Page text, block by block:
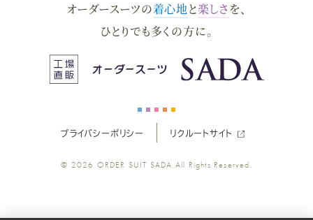
ー
ス
ツ
ー
ス
ー
ー
ス
ー
ツ
ー
ス
ツ
ス
ツ
オーダースーツの着心地と楽しさ を、
ひとりでも多くの方に。
プライバシーポリシー リクルートサイト
© 2026 ORDER SUIT SADA All Rights Reserved.